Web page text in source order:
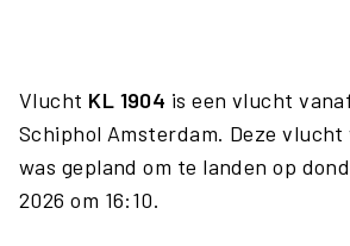
Vlucht KL 1904 is een vlucht
Schiphol Amsterdam. Deze vlucht
was gepland om te landen op
2026 om 16:10.